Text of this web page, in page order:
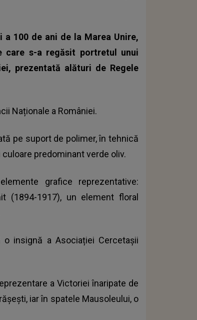
100 de ani de la Marea Unire,
care s-a regăsit portretul unui
prezentată alături de Regele
Naționale a României.
pe suport de polimer, în tehnică
predominant verde oliv.
grafice reprezentative:
(1894-1917), un element floral
insignă a Asociației Cercetașii
a Victoriei înaripate de
iar în spatele Mausoleului, o